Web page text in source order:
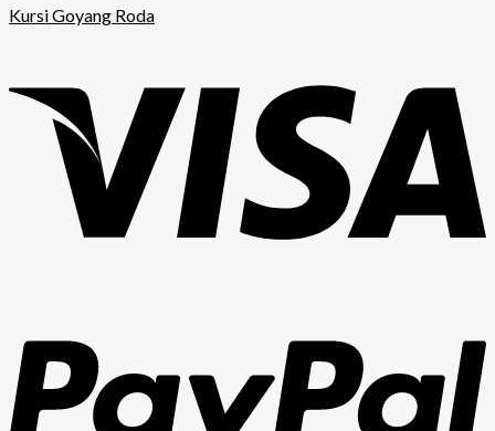
Kursi Goyang Roda